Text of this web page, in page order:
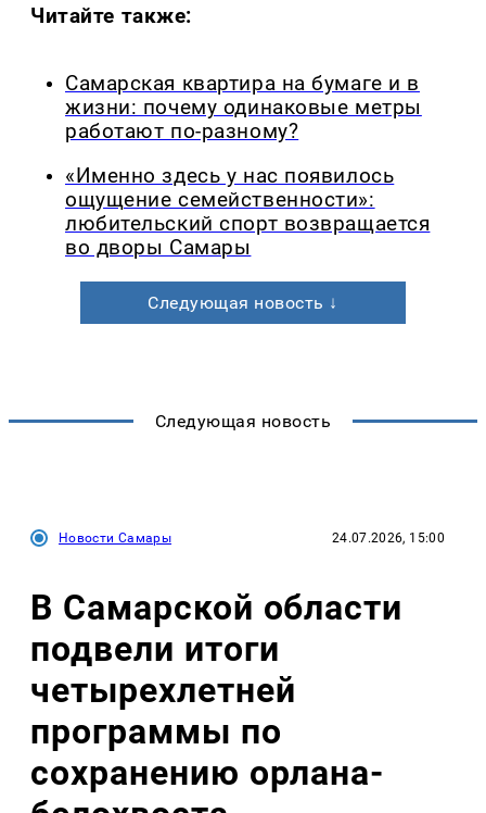
Читайте также:
Самарская квартира на бумаге и в
жизни: почему одинаковые метры
работают по-разному?
«Именно здесь у нас появилось
ощущение семейственности»:
любительский спорт возвращается
во дворы Самары
Следующая новость ↓
Следующая новость
Новости Самары 24.07.2026, 15:00
В Самарской области
подвели итоги
четырехлетней
программы по
сохранению орлана-